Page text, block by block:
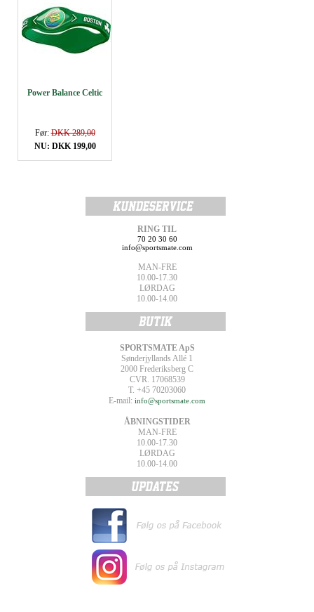
Power Balance Celtic
Før:DKK 289,00
NU: DKK 199,00
RING TIL
70 20 30 60
info@sportsmate.com
MAN-FRE
10.00-17.30
LØRDAG
10.00-14.00
SPORTSMATE ApS
Sønderjyllands Allé 1
2000 Frederiksberg C
CVR. 17068539
T. +45 70203060
E-mail: info@sportsmate.com
ÅBNINGSTIDER
MAN-FRE
10.00-17.30
LØRDAG
10.00-14.00